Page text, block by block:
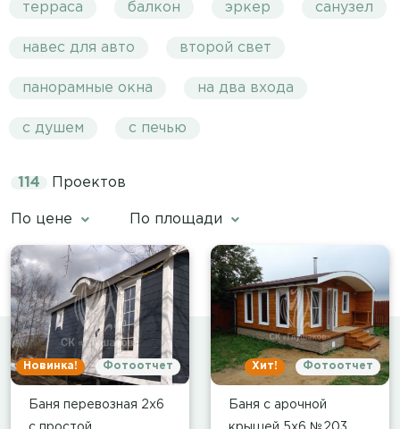
терраса балкон эркер санузел
навес для авто второй свет
панорамные окна на два входа
с душем с печью
114 Проектов
По цене По площади
Новинка! Фотоотчет
Баня перевозная 2х6
с простой
Хит! Фотоотчет
Баня с арочной
крышей 5х6 №203